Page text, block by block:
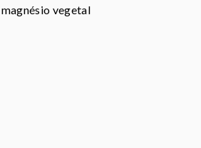
vegetal